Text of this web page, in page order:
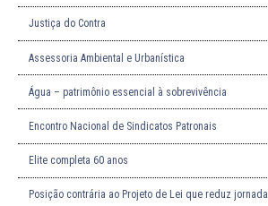
Justiça do Contra
Assessoria Ambiental e Urbanística
Água – patrimônio essencial à sobrevivência
Encontro Nacional de Sindicatos Patronais
Elite completa 60 anos
Posição contrária ao Projeto de Lei que reduz jornada